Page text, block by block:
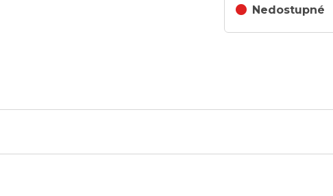
Nedostupné